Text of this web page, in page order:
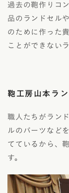
過去の鞄作りコ
品のランドセル
のために作った
ことができない
鞄工房山本ラ
職人たちがラン
ルのパーツなど
てているから、
す。